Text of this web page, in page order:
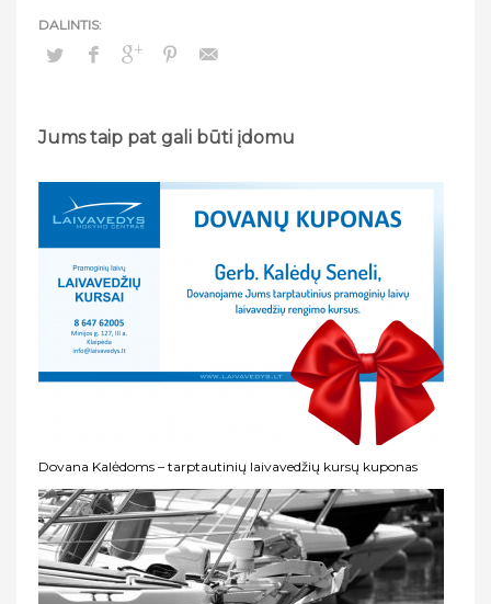
Jums taip pat gali būti įdomu
Dovana Kalėdoms – tarptautinių laivavedžių kursų kuponas